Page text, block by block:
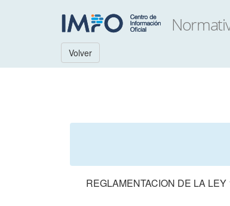
Volver
REGLAMENTACION DE LA